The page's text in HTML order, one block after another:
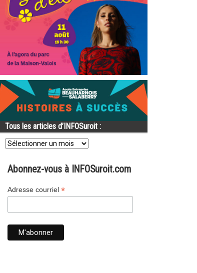
Tous les articles d’INFOSuroit :
Tous
les
d’INFOSuroit
Abonnez-vous à INFOSuroit.com
Adresse courriel *